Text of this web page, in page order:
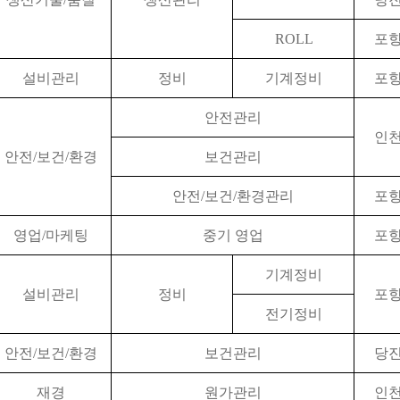
ROLL 포
설비관리 정비 기계정비 포
안전/보건/환경
안전관리
인천
보건관리
안전/보건/환경관리 포
영업/마케팅 중기 영업 포
설비관리 정비
기계정비
포
전기정비
안전/보건/환경 보건관리 당진
재경 원가관리 인천